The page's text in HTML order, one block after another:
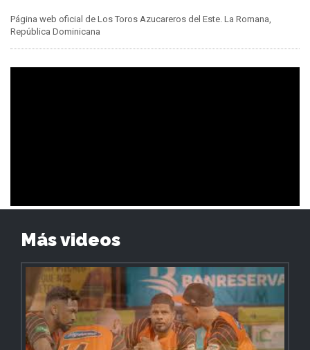
Página web oficial de Los Toros Azucareros del Este. La Romana,
República Dominicana
Más videos